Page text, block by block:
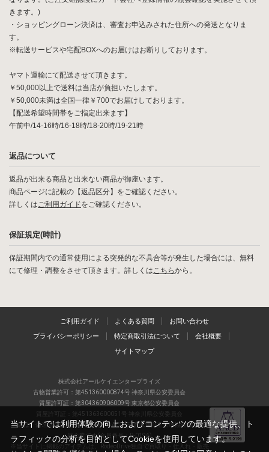
きます。)
・ショッピングローン決済は、審査お申込みされた住所への発送となりま
す。
※転送サービスや宅配BOXへのお届けはお断りしております。
ヤマト運輸にて配送させて頂きます。
￥50,000以上で送料は当店が負担いたします。
￥50,000未満は全国一律￥700でお届けしております。
【配送希望時間帯をご指定出来ます】
午前中/14-16時/16-18時/18-20時/19-21時
返品について
返品が出来る商品と出来ない商品が御座います。
商品ページに記載の【返品区分】をご確認ください。
詳しくはご利用ガイドをご確認ください。
保証規定(時計)
保証期間内での通常使用による突発的な不具合等が発生した場合には、無料
にて修理・調整をさせて頂きます。詳しくはこちらから。
ご利用ガイド よくある質問 お問い合わせ
プライバシーポリシー 特定商取引法について 会社概要
サイトマップ
株式会社アールケイエンタープライズ
古物営業許可：第451360000874号 神奈川県公安委員会
質屋許可証：第304360906009号 東京都公安委員会
質屋許可証：第451363600051号 神奈川県公安委員会
当店は、偽造品の流通防止を目指すAACD(日本流通自主管理協会)の正会
員企業です(会員番号：R-0196)
※当サイトに掲載のアイテムは、RodeoDrive独自で買取り・仕入れ・販売
当サイトでは利用体験の向上およびコンテンツの最適な提供、ト
ラフィックの分析を目的としてCookieを使用しています。